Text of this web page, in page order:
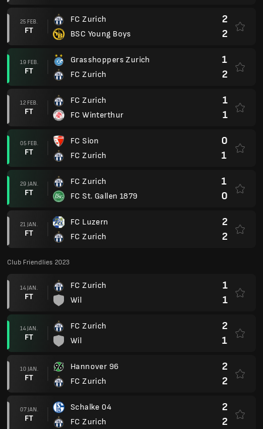
25 FEB.
FT
FC Zurich
BSC Young Boys
2
2
19 FEB.
FT
Grasshoppers Zurich
FC Zurich
1
2
12 FEB.
FT
FC Zurich
FC Winterthur
1
1
05 FEB.
FT
FC Sion
FC Zurich
0
1
29 JAN.
FT
FC Zurich
FC St. Gallen 1879
1
0
21 JAN.
FT
FC Luzern
FC Zurich
2
2
Club Friendlies 2023
14 JAN.
FT
FC Zurich
Wil
1
1
14 JAN.
FT
FC Zurich
Wil
2
1
10 JAN.
FT
Hannover 96
FC Zurich
2
2
07 JAN.
FT
Schalke 04
FC Zurich
2
2